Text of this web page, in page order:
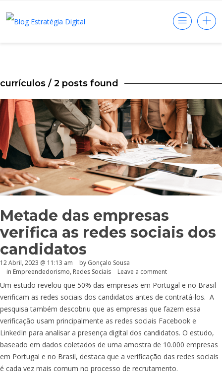
currículos / 2 posts found
Metade das empresas
verifica as redes sociais dos
candidatos
12 Abril, 2023 @ 11:13 am by Gonçalo Sousa
in Empreendedorismo, Redes Sociais Leave a comment
Um estudo revelou que 50% das empresas em Portugal e no Brasil
verificam as redes sociais dos candidatos antes de contratá-los. A
pesquisa também descobriu que as empresas que fazem essa
verificação usam principalmente as redes sociais Facebook e
LinkedIn para analisar a presença digital dos candidatos. O estudo,
baseado em dados coletados de uma amostra de 10.000 empresas
em Portugal e no Brasil, destaca que a verificação das redes sociais
é cada vez mais comum no processo de recrutamento.